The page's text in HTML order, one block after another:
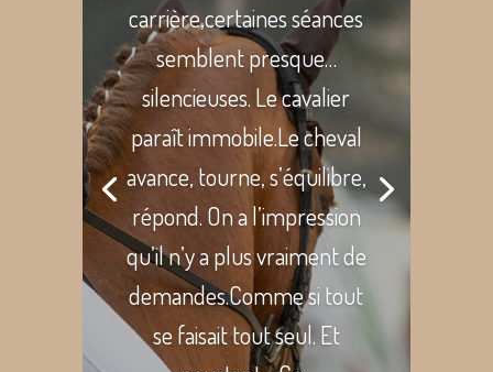
carrière,certaines séances
semblent presque…
silencieuses. Le cavalier
paraît immobile.Le cheval
avance, tourne, s’équilibre,
répond. On a l’impression
qu’il n’y a plus vraiment de
demandes.Comme si tout
se faisait tout seul. Et